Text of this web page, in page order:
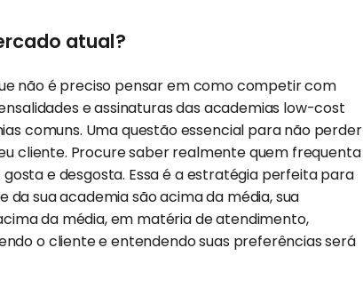
atual?
não é preciso pensar em como competir com
e assinaturas das academias low-cost
comuns. Uma questão essencial para não perder
cliente. Procure saber realmente quem frequenta
e desgosta. Essa é a estratégia perfeita para
da sua academia são acima da média, sua
da média, em matéria de atendimento,
o cliente e entendendo suas preferências será